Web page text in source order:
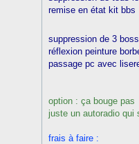
remise en état kit bbs
suppression de 3
réflexion peinture
passage pc avec
option : ça bouge pas
juste un autoradio qui
frais à faire :